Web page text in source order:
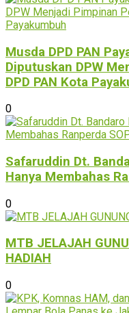
Musda DPD PAN
Diputuskan DPW
DPD PAN Kota
0
Safaruddin Dt.
Hanya Membahas
0
MTB JELAJAH
HADIAH
0